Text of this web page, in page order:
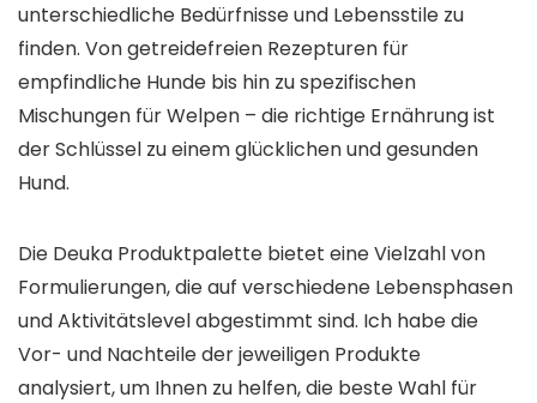
unterschiedliche Bedürfnisse und Lebensstile zu
finden. Von getreidefreien Rezepturen für
empfindliche Hunde bis hin zu spezifischen
Mischungen für Welpen – die richtige Ernährung ist
der Schlüssel zu einem glücklichen und gesunden
Hund.
Die Deuka Produktpalette bietet eine Vielzahl von
Formulierungen, die auf verschiedene Lebensphasen
und Aktivitätslevel abgestimmt sind. Ich habe die
Vor- und Nachteile der jeweiligen Produkte
analysiert, um Ihnen zu helfen, die beste Wahl für